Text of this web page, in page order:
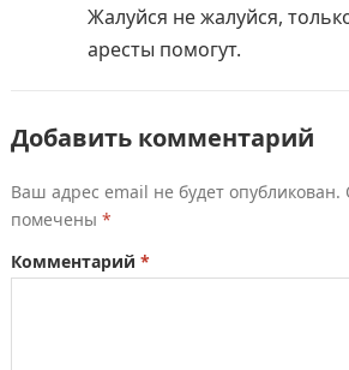
Жалуйся не жалуйся,
аресты помогут.
Добавить комментарий
Ваш адрес email не будет опубликован.
помечены *
Комментарий *